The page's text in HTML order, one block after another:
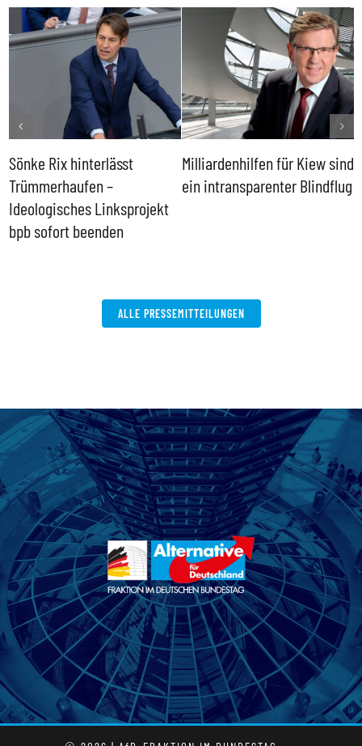
Sönke Rix hinterlässt
Trümmerhaufen –
Ideologisches Linksprojekt
bpb sofort beenden
Milliardenhilfen für Kiew sind
ein intransparenter Blindflug
ALLE PRESSEMITTEILUNGEN